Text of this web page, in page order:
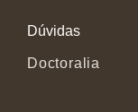
Dúvidas
Doctoralia